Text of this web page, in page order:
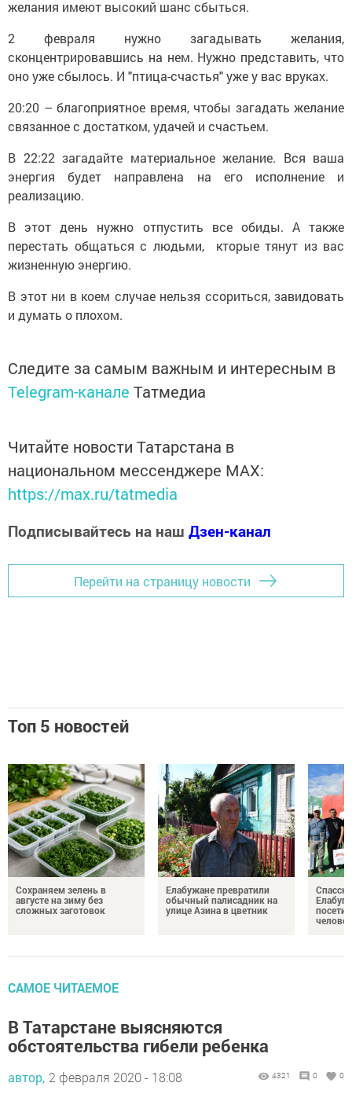
желания имеют высокий шанс сбыться.
2 февраля нужно загадывать желания,
сконцентрировавшись на нем. Нужно представить, что
оно уже сбылось. И "птица-счастья" уже у вас вруках.
20:20 – благоприятное время, чтобы загадать желание
связанное с достатком, удачей и счастьем.
В 22:22 загадайте материальное желание. Вся ваша
энергия будет направлена на его исполнение и
реализацию.
В этот день нужно отпустить все обиды. А также
перестать общаться с людьми, кторые тянут из вас
жизненную энергию.
В этот ни в коем случае нельзя ссориться, завидовать
и думать о плохом.
Следите за самым важным и интересным в
Telegram-канале Татмедиа
Читайте новости Татарстана в
национальном мессенджере MАХ:
https://max.ru/tatmedia
Подписывайтесь на наш Дзен-канал
Перейти на страницу новости
Топ 5 новостей
Сохраняем зелень в
августе на зиму без
сложных заготовок
Елабужане превратили
обычный палисадник на
улице Азина в цветник
человек
САМОЕ ЧИТАЕМОЕ
В Татарстане выясняются
обстоятельства гибели ребенка
автор, 2 февраля 2020 - 18:08 4321 0 0